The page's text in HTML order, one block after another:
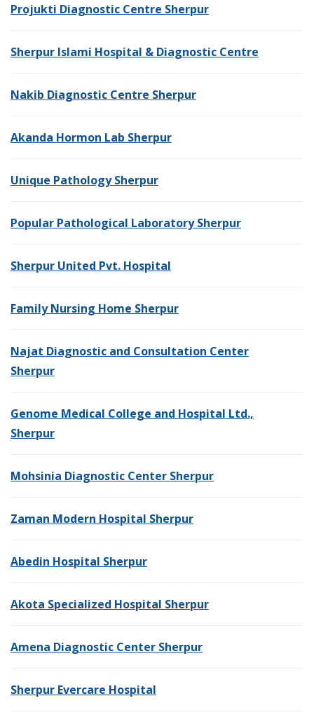
Projukti Diagnostic Centre Sherpur
Sherpur Islami Hospital & Diagnostic Centre
Nakib Diagnostic Centre Sherpur
Akanda Hormon Lab Sherpur
Unique Pathology Sherpur
Popular Pathological Laboratory Sherpur
Sherpur United Pvt. Hospital
Family Nursing Home Sherpur
Najat Diagnostic and Consultation Center
Sherpur
Genome Medical College and Hospital Ltd.,
Sherpur
Mohsinia Diagnostic Center Sherpur
Zaman Modern Hospital Sherpur
Abedin Hospital Sherpur
Akota Specialized Hospital Sherpur
Amena Diagnostic Center Sherpur
Sherpur Evercare Hospital